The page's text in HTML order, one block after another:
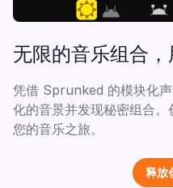
无限的音乐组合
凭借 Sprunked 的模块化
化的音景并发现秘密组合
您的音乐之旅。
释放